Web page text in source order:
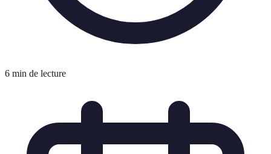
6 min de lecture